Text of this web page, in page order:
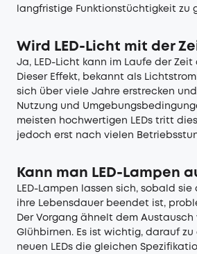
langfristige Funktionstüchtigkeit zu
Wird LED-Licht mit der
Ja, LED-Licht kann im Laufe der Zeit
Dieser Effekt, bekannt als
sich über viele Jahre erstrecken
Nutzung und
meisten hochwertigen LEDs tritt
jedoch erst nach vielen
Kann man LED-Lampen
LED-Lampen lassen sich, sobald
ihre Lebensdauer beendet ist,
Der Vorgang ähnelt dem Austausch
Glühbirnen. Es ist wichtig, darauf
neuen LEDs die gleichen